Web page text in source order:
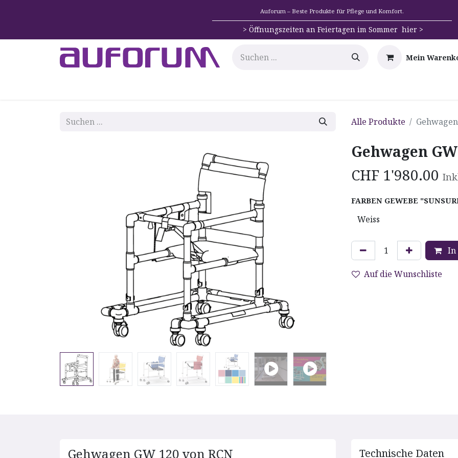
Auforum – Beste Produkte für Pflege und Komfort.
> Öffnungszeiten an Feiertagen im Sommer hier >
Mein
Alle Produkte
Gehwagen
CHF 1'980.00
FARBEN GEWEBE
In
Auf die Wunschliste
Gehwagen GW 120 von RCN Technische D​aten